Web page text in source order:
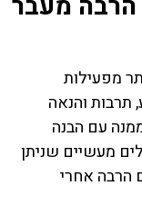
מפעילות
תרבות והנאה
עם הבנה
מעשיים שניתן
הרבה אחרי